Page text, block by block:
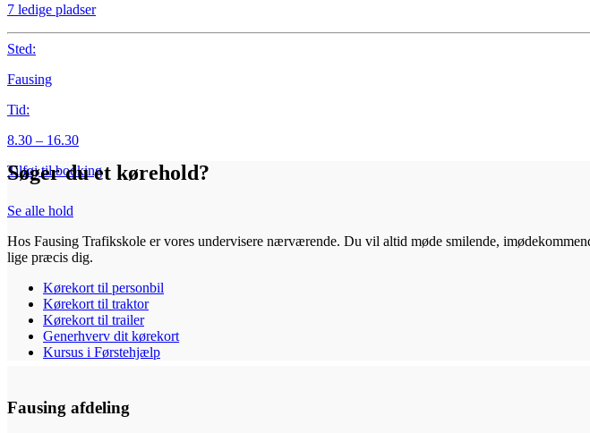
7 ledige pladser
Sted:
Fausing
Tid:
8.30 – 16.30
Tilføj til booking
Søger du et kørehold?
Se alle hold
Hos Fausing Trafikskole er vores undervisere nærværende. Du vil altid møde smilende,
lige præcis dig.
Kørekort til personbil
Kørekort til traktor
Kørekort til trailer
Generhverv dit kørekort
Kursus i Førstehjælp
Fausing afdeling